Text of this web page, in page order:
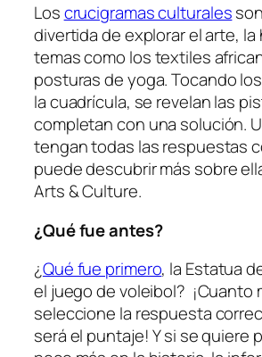
Loscrucigramas culturales
divertida de explorar el arte, la
temas como los textiles
posturas de yoga. Tocando
la cuadrícula, se revelan las
completan con una solución.
tengan todas las respuestas
puede descubrir más sobre
Arts & Culture.
¿Qué fue antes?
¿Qué fue primero, la Estatua
el juego de voleibol? ¡Cuanto
seleccione la respuesta
será el puntaje! Y si se quiere